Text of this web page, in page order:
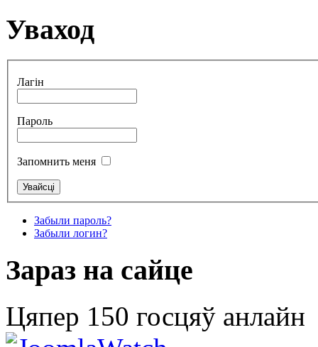
Уваход
Лагін
Пароль
Запомнить меня
Забыли пароль?
Забыли логин?
Зараз на сайце
Цяпер 150 госцяў анлайн